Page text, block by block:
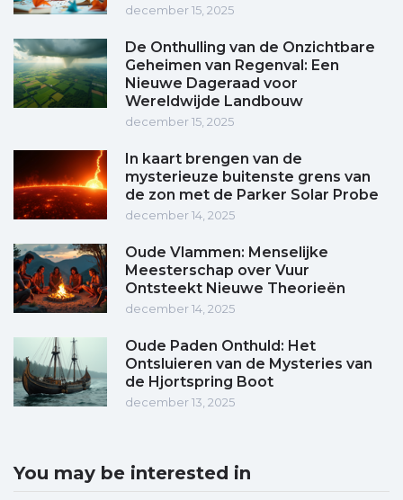
december 15, 2025
De Onthulling van de Onzichtbare
Geheimen van Regenval: Een
Nieuwe Dageraad voor
Wereldwijde Landbouw
december 15, 2025
In kaart brengen van de
mysterieuze buitenste grens van
de zon met de Parker Solar Probe
december 14, 2025
Oude Vlammen: Menselijke
Meesterschap over Vuur
Ontsteekt Nieuwe Theorieën
december 14, 2025
Oude Paden Onthuld: Het
Ontsluieren van de Mysteries van
de Hjortspring Boot
december 13, 2025
You may be interested in